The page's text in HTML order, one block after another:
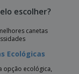
escolher?
canetas
Ecológicas
opção ecológica,